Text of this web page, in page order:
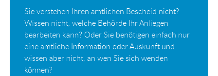
Sie verstehen Ihren amtlichen Bescheid nicht?
Wissen nicht, welche Behörde Ihr Anliegen
bearbeiten kann? Oder Sie benötigen einfach nur
eine amtliche Information oder Auskunft und
wissen aber nicht, an wen Sie sich wenden
können?